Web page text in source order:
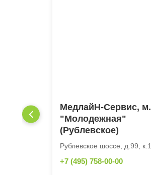
МедлайН-Сервис, м.
"Молодежная"
(Рублевское)
Рублевское шоссе, д.99, к.1
+7 (495) 758-00-00